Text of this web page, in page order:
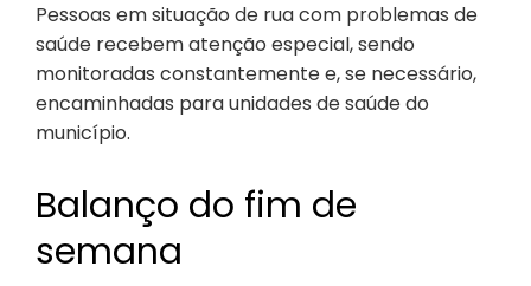
Pessoas em situação de rua com problemas de
saúde recebem atenção especial, sendo
monitoradas constantemente e, se necessário,
encaminhadas para unidades de saúde do
município.
Balanço do fim de
semana